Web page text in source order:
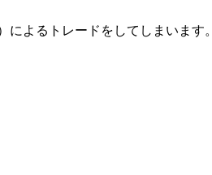
よるトレードをしてしまいます。